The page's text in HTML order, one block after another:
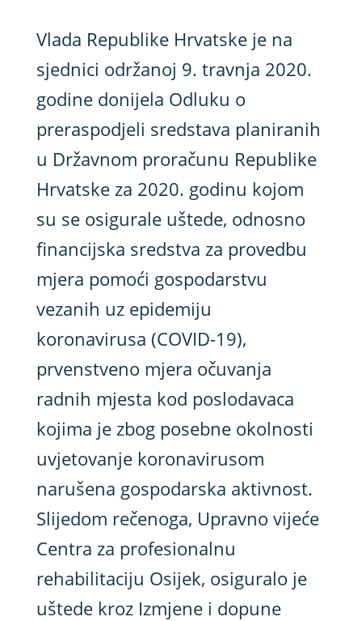
Vlada Republike Hrvatske je na
sjednici održanoj 9. travnja 2020.
godine donijela Odluku o
preraspodjeli sredstava planiranih
u Državnom proračunu Republike
Hrvatske za 2020. godinu kojom
su se osigurale uštede, odnosno
financijska sredstva za provedbu
mjera pomoći gospodarstvu
vezanih uz epidemiju
koronavirusa (COVID-19),
prvenstveno mjera očuvanja
radnih mjesta kod poslodavaca
kojima je zbog posebne okolnosti
uvjetovanje koronavirusom
narušena gospodarska aktivnost.
Slijedom rečenoga, Upravno vijeće
Centra za profesionalnu
rehabilitaciju Osijek, osiguralo je
uštede kroz Izmjene i dopune